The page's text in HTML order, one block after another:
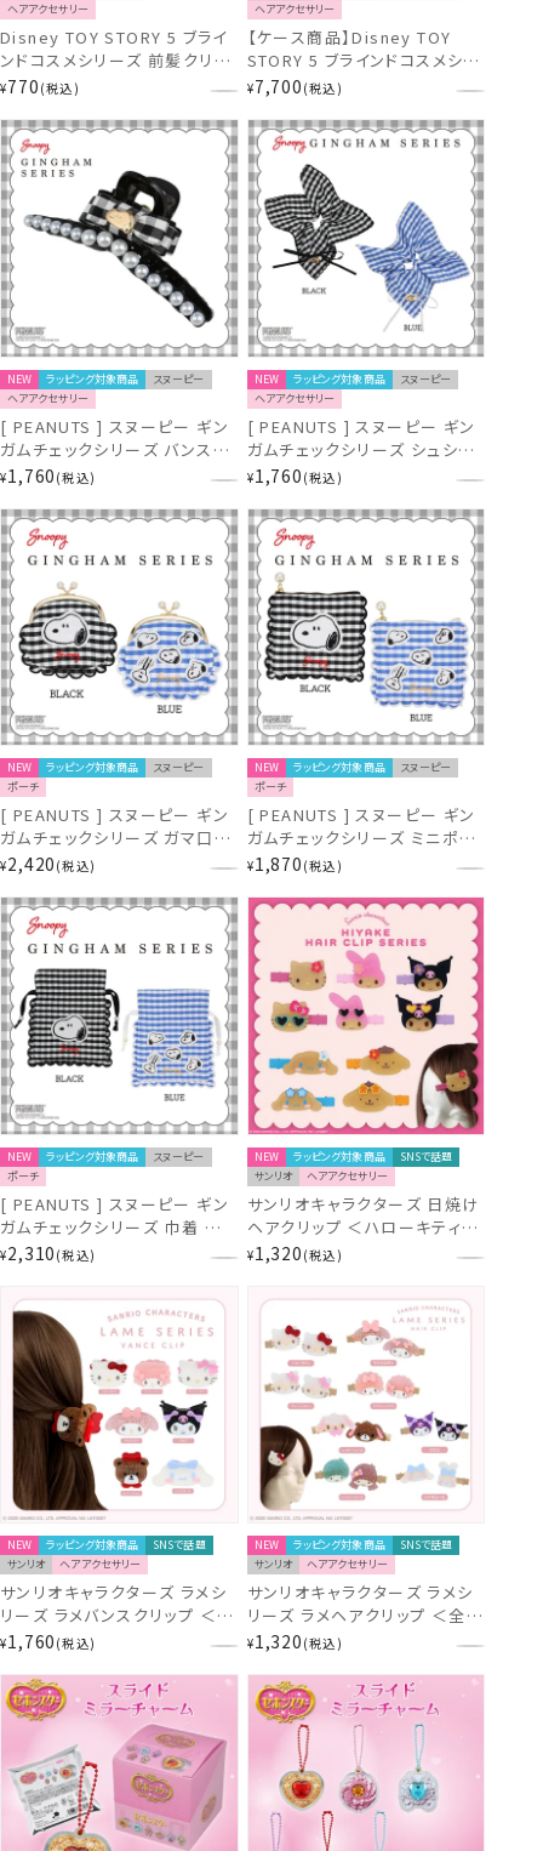
ヘアアクセサリー
Disney TOY STORY 5 ブライ
ンドコスメシリーズ 前髪クリッ
プ ＜全10種＞ トイ・ストーリー
¥770 税込
ヘアアクセサリー
【ケース商品】Disney TOY
STORY 5 ブラインドコスメシリ
ーズ 前髪クリップセット ＜全
ディズニー 粧美堂 shobido
¥7,700 税込
NEW ラッピング対象商品
スヌーピー
ヘアアクセサリー
[ PEANUTS ] スヌーピー ギン
ガムチェックシリーズ バンスク
リップ ＜ BLACK ＞ 粧美堂
¥1,760 税込
NEW ラッピング対象商品
スヌーピー
ヘアアクセサリー
[ PEANUTS ] スヌーピー ギン
ガムチェックシリーズ シュシュ
＜ BLACK / BLUE ＞ 粧美堂
¥1,760 税込
NEW ラッピング対象商品
スヌーピー
ポーチ
[ PEANUTS ] スヌーピー ギン
ガムチェックシリーズ ガマ口ポ
ーチ ＜ BLACK / BLUE ＞ 粧
¥2,420 税込
NEW ラッピング対象商品
スヌーピー
ポーチ
[ PEANUTS ] スヌーピー ギン
ガムチェックシリーズ ミニポー
チ ＜ BLACK / BLUE ＞ 粧美
¥1,870 税込
NEW ラッピング対象商品
スヌーピー
ポーチ
[ PEANUTS ] スヌーピー ギン
ガムチェックシリーズ 巾着 ＜
BLACK / BLUE ＞ 粧美堂
¥2,310 税込
NEW ラッピング対象商品
SNSで話題
サンリオ
ヘアアクセサリー
サンリオキャラクターズ 日焼け
ヘアクリップ ＜ハローキティ/
マイメロディ / クロミ / シナモ
入り サンリオ 粧美堂 shobido
¥1,320 税込
NEW ラッピング対象商品
SNSで話題
サンリオ
ヘアアクセサリー
サンリオキャラクターズ ラメシ
リーズ ラメバンスクリップ ＜全
7種＞ 粧美堂 shobido
¥1,760 税込
NEW ラッピング対象商品
SNSで話題
サンリオ
ヘアアクセサリー
サンリオキャラクターズ ラメシ
リーズ ラメヘアクリップ ＜全8
種＞ 2個セット 粧美堂
¥1,320 税込